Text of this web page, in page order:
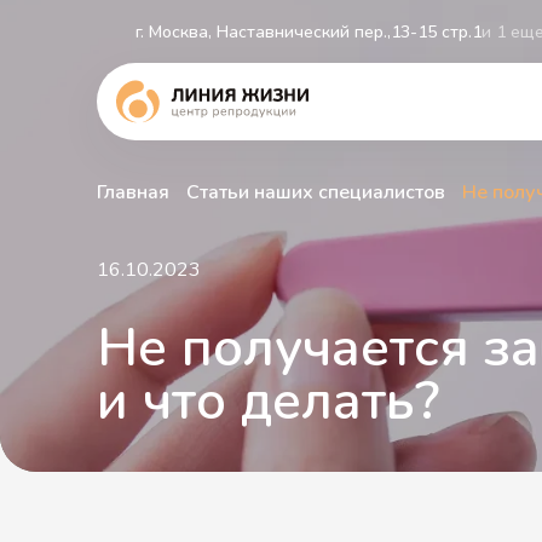
г. Москва, Наставнический пер.,13-15 стр.1и 1 еще
ЭКО 2.0
Криопротокол ЭКО
ЭКО с собственными витрифицированными
ооцитами
Партнерский перенос эмбриона
Заморозка яйцеклеток
ЭКО + micro-TESE
ЭКО при эндометриозе
Главная Статьи наших специалистов Не
16.10.2023
Не получается
и что делать?